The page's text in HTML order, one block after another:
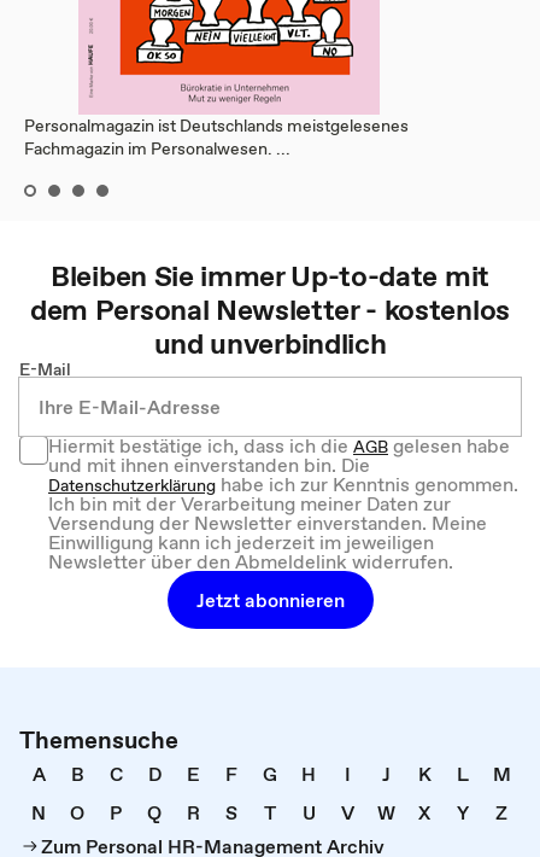
Personalmagazin ist Deutschlands meistgelesenes
Fachmagazin im Personalwesen. ...
Bleiben Sie immer Up-to-date mit
dem Personal Newsletter - kostenlos
und unverbindlich
E-Mail
Hiermit bestätige ich, dass ich dieAGBgelesen habe
und mit ihnen einverstanden bin. Die
Datenschutzerklärung habe ich zur Kenntnis genommen.
Ich bin mit der Verarbeitung meiner Daten zur
Versendung der Newsletter einverstanden. Meine
Einwilligung kann ich jederzeit im jeweiligen
Newsletter über den Abmeldelink widerrufen.
Jetzt abonnieren
Themensuche
A B C D E F G H I J K L
M
N
O P Q R S T U V W X Y
Z
Zum Personal HR-Management Archiv